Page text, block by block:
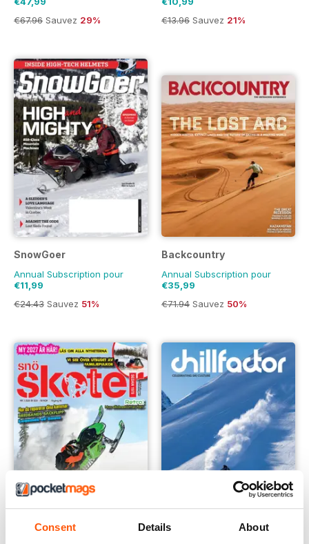
Consent Details About
€67.96 Sauvez 29%
€13.96 Sauvez 21%
SnowGoer
Annual Subscription pour
€11,99
€24.43 Sauvez 51%
Backcountry
Annual Subscription pour
€35,99
€71.94 Sauvez 50%